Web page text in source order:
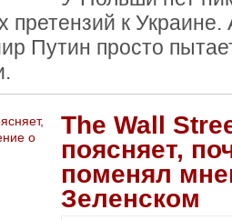
претензий к Украине.
Путин просто
The Wall
поясняет,
поменял
Зеленском